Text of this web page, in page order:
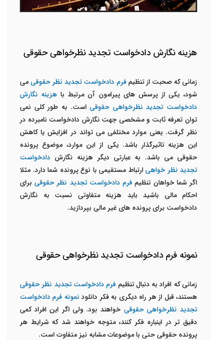
هزینه نگارش دادخواست تجدید نظرخواهی حقوقی
زمانی که صحبت از تنظیمفرم دادخواست تجدید نظر حقوقیمی
شود، یکی از پرسش های پیرامون آن مرتبط با هزینه نگارش
دادخواست تجدید نظرخواهی حقوقیاست. به طور کلی نمی
توان تعرفه ثابت و مشخصی جهت نگارش دادخواست نامبرده در
نظر گرفت. یعنی موارد مختلفی می تواند در افزایش یا کاهش
این هزینه تاثیرگذار باشد. یکی از این موارد، موضوع پرونده
حقوقی می باشد. به عبارتی دیگر هزینه نگارش دادخواست
تجدید نظر خواهیارتباط مستقیمی با نوع پرونده شما دارد. مثلا
اگر شما خواهان تنظیم فرم دادخواست تجدید نظر حقوقیبرای
احکام مالی باشید باید هزینه متفاوتی نسبت به نگارش
دادخواست برای پرونده های غیر مالی بپردازید.
نمونه فرم دادخواست تجدید نظرخواهی حقوقی
زمانی که افراد به دنبال تنظیم فرم دادخواست تجدید نظر حقوقی
هستند، قبل از هر راه دیگری به فکر دانلود نمونه فرم دادخواست
تجدید نظرخواهی حقوقی خواهند بود. ولی اگر این افراد کمی
دقیق تر در اینباره فکر کنند، متوجه خواهند شد که شرایط هر
پرونده حقوقی حتی با موضوعات مشابه نیز متفاوت است.